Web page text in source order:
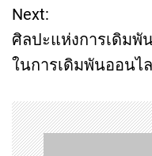
s
t
n
a
Next:
ศิลปะแห่งการเดิมพั
ในการเดิมพันออนไ